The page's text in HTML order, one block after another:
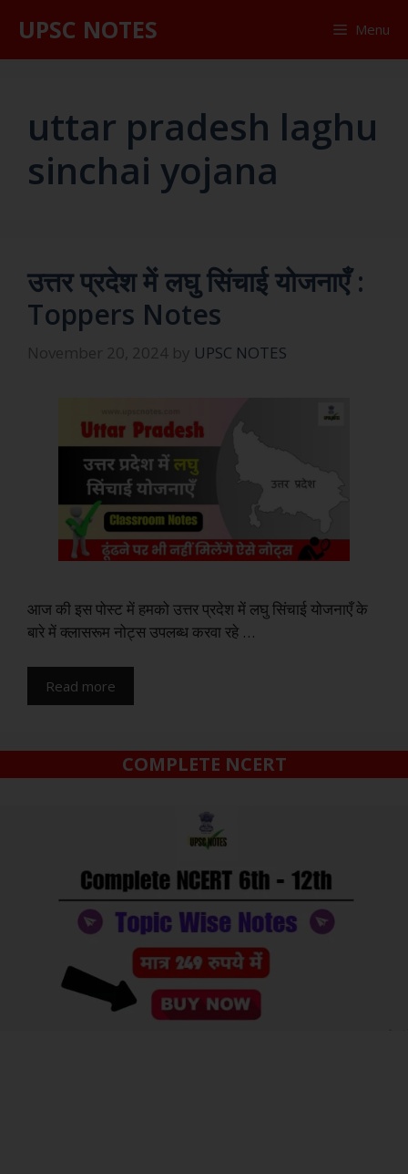
UPSC NOTES Menu
uttar pradesh laghu
sinchai yojana
उत्तर प्रदेश में लघु सिंचाई योजनाएँ :
Toppers Notes
November 20, 2024 by UPSC NOTES
आज की इस पोस्ट में हमको उत्तर प्रदेश में लघु सिंचाई योजनाएँ के
बारे में क्लासरूम नोट्स उपलब्ध करवा रहे …
Read more
COMPLETE NCERT